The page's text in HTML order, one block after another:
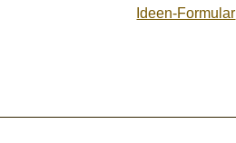
Ideen-Formular